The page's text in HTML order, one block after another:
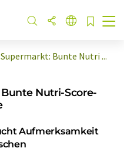
Bunte Nutri ...
Nutri-Score-
Aufmerksamkeit